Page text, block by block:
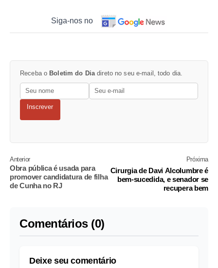
Siga-nos no
Receba o Boletim do Diadireto no seu e-mail, todo dia.
Inscrever
Anterior
Obra pública é usada para
promover candidatura de filha
de Cunha no RJ
Próxima
Cirurgia de Davi Alcolumbre é
bem-sucedida, e senador se
recupera bem
Comentários (0)
Deixe seu comentário